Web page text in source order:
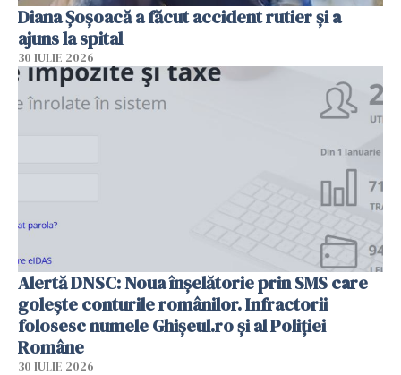
Diana Șoșoacă a făcut accident rutier și a
ajuns la spital
30 IULIE 2026
Alertă DNSC: Noua înșelătorie prin SMS care
golește conturile românilor. Infractorii
folosesc numele Ghișeul.ro și al Poliției
Române
30 IULIE 2026